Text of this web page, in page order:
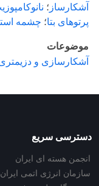
آشکارساز ؛
پرتوهای بتا؛ چشمه
موضوعات
آشکارسازی و
دسترسی سریع
انجمن هسته ای ایران
سازمان انرژی اتمی ایران